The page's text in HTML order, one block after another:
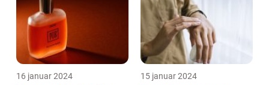
16 januar 2024 15 januar 2024